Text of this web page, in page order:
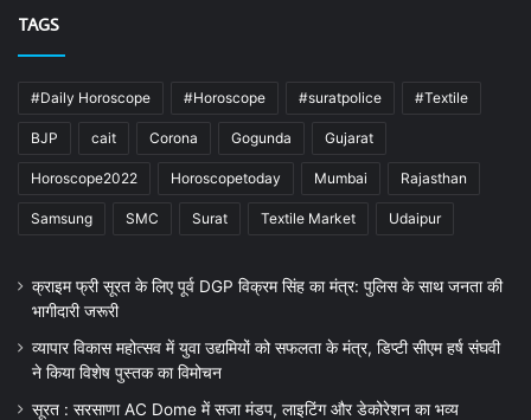
TAGS
#Daily Horoscope #Horoscope #suratpolice #Textile
BJP cait Corona Gogunda Gujarat
Horoscope2022 Horoscopetoday Mumbai Rajasthan
Samsung SMC Surat Textile Market Udaipur
क्राइम फ्री सूरत के लिए पूर्व DGP विक्रम सिंह का मंत्र: पुलिस के साथ जनता की
भागीदारी जरूरी
व्यापार विकास महोत्सव में युवा उद्यमियों को सफलता के मंत्र, डिप्टी सीएम हर्ष संघवी
ने किया विशेष पुस्तक का विमोचन
सूरत : सरसाणा AC Dome में सजा मंडप, लाइटिंग और डेकोरेशन का भव्य